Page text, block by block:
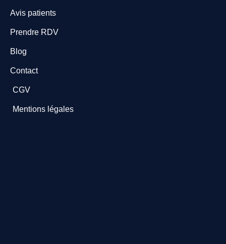
Avis patients
Prendre RDV
Blog
Contact
CGV
Mentions légales